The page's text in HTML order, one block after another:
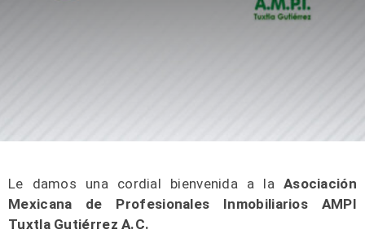
Le damos una cordial bienvenida a la Asociación
Mexicana de Profesionales Inmobiliarios AMPI
Tuxtla Gutiérrez A.C.